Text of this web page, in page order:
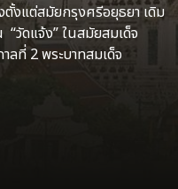
ตั้งแต่สมัยกรุงศรีอยุธยา เดิม
“วัดแจ้ง” ในสมัยสมเด็จ
ลที่ 2 พระบาทสมเด็จ